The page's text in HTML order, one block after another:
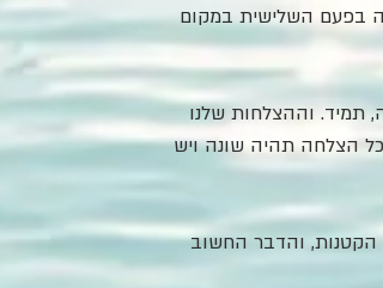
בפעם השלישית במקום
תמיד. וההצלחות שלנו
כל הצלחה תהיה שונה ויש
הקטנות, והדבר החשוב